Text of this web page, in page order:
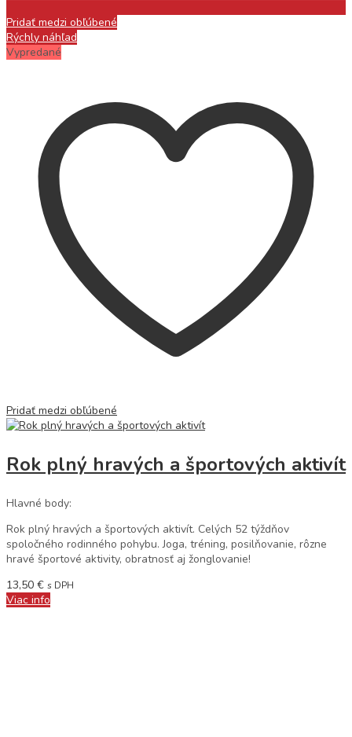
Pridať medzi obľúbené
Rýchly náhľad
Vypredané
Pridať medzi obľúbené
Rok plný hravých a športových aktivít
Hlavné body:
Rok plný hravých a športových aktivít. Celých 52 týždňov
spoločného rodinného pohybu. Joga, tréning, posilňovanie, rôzne
hravé športové aktivity, obratnosť aj žonglovanie!
13,50 € s DPH
Viac info